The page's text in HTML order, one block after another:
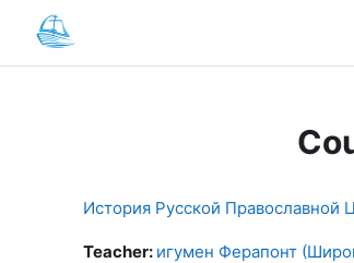
Skip to main content
История Русской Православной
Teacher: игумен Ферапонт